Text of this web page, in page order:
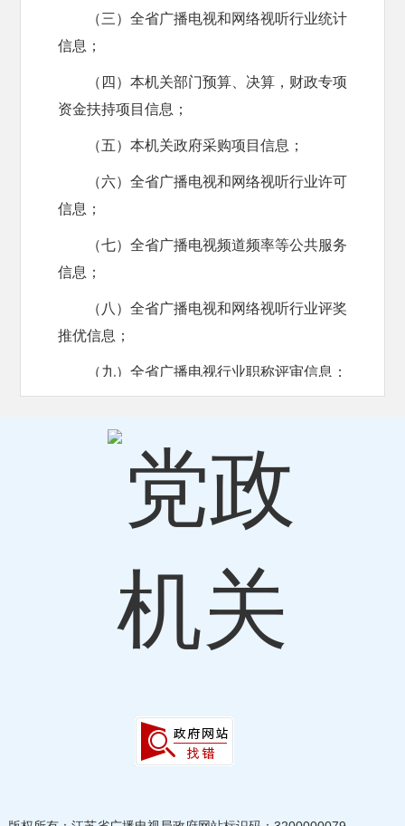
（三）全省广播电视和网络视听行业统计
信息；
（四）本机关部门预算、决算，财政专项
资金扶持项目信息；
（五）本机关政府采购项目信息；
（六）全省广播电视和网络视听行业许可
信息；
（七）全省广播电视频道频率等公共服务
信息；
（八）全省广播电视和网络视听行业评奖
推优信息；
（九）全省广播电视行业职称评审信息；
涉及国家秘密、商业秘密、个人隐私的政
府信息不对外公开。
二、本机关对外发布政府信息情况
属于主动公开范围的政府信息，自该信息
形成或者变更之日起20个工作日内予以公
开。法律、法规对政府信息公开的期限另有规
定的，从其规定。本机关对外发布政府信息的
务公众号动态公布最新信息，或者通过召开新
闻发布会、组织在线访谈活动公开专项信息。